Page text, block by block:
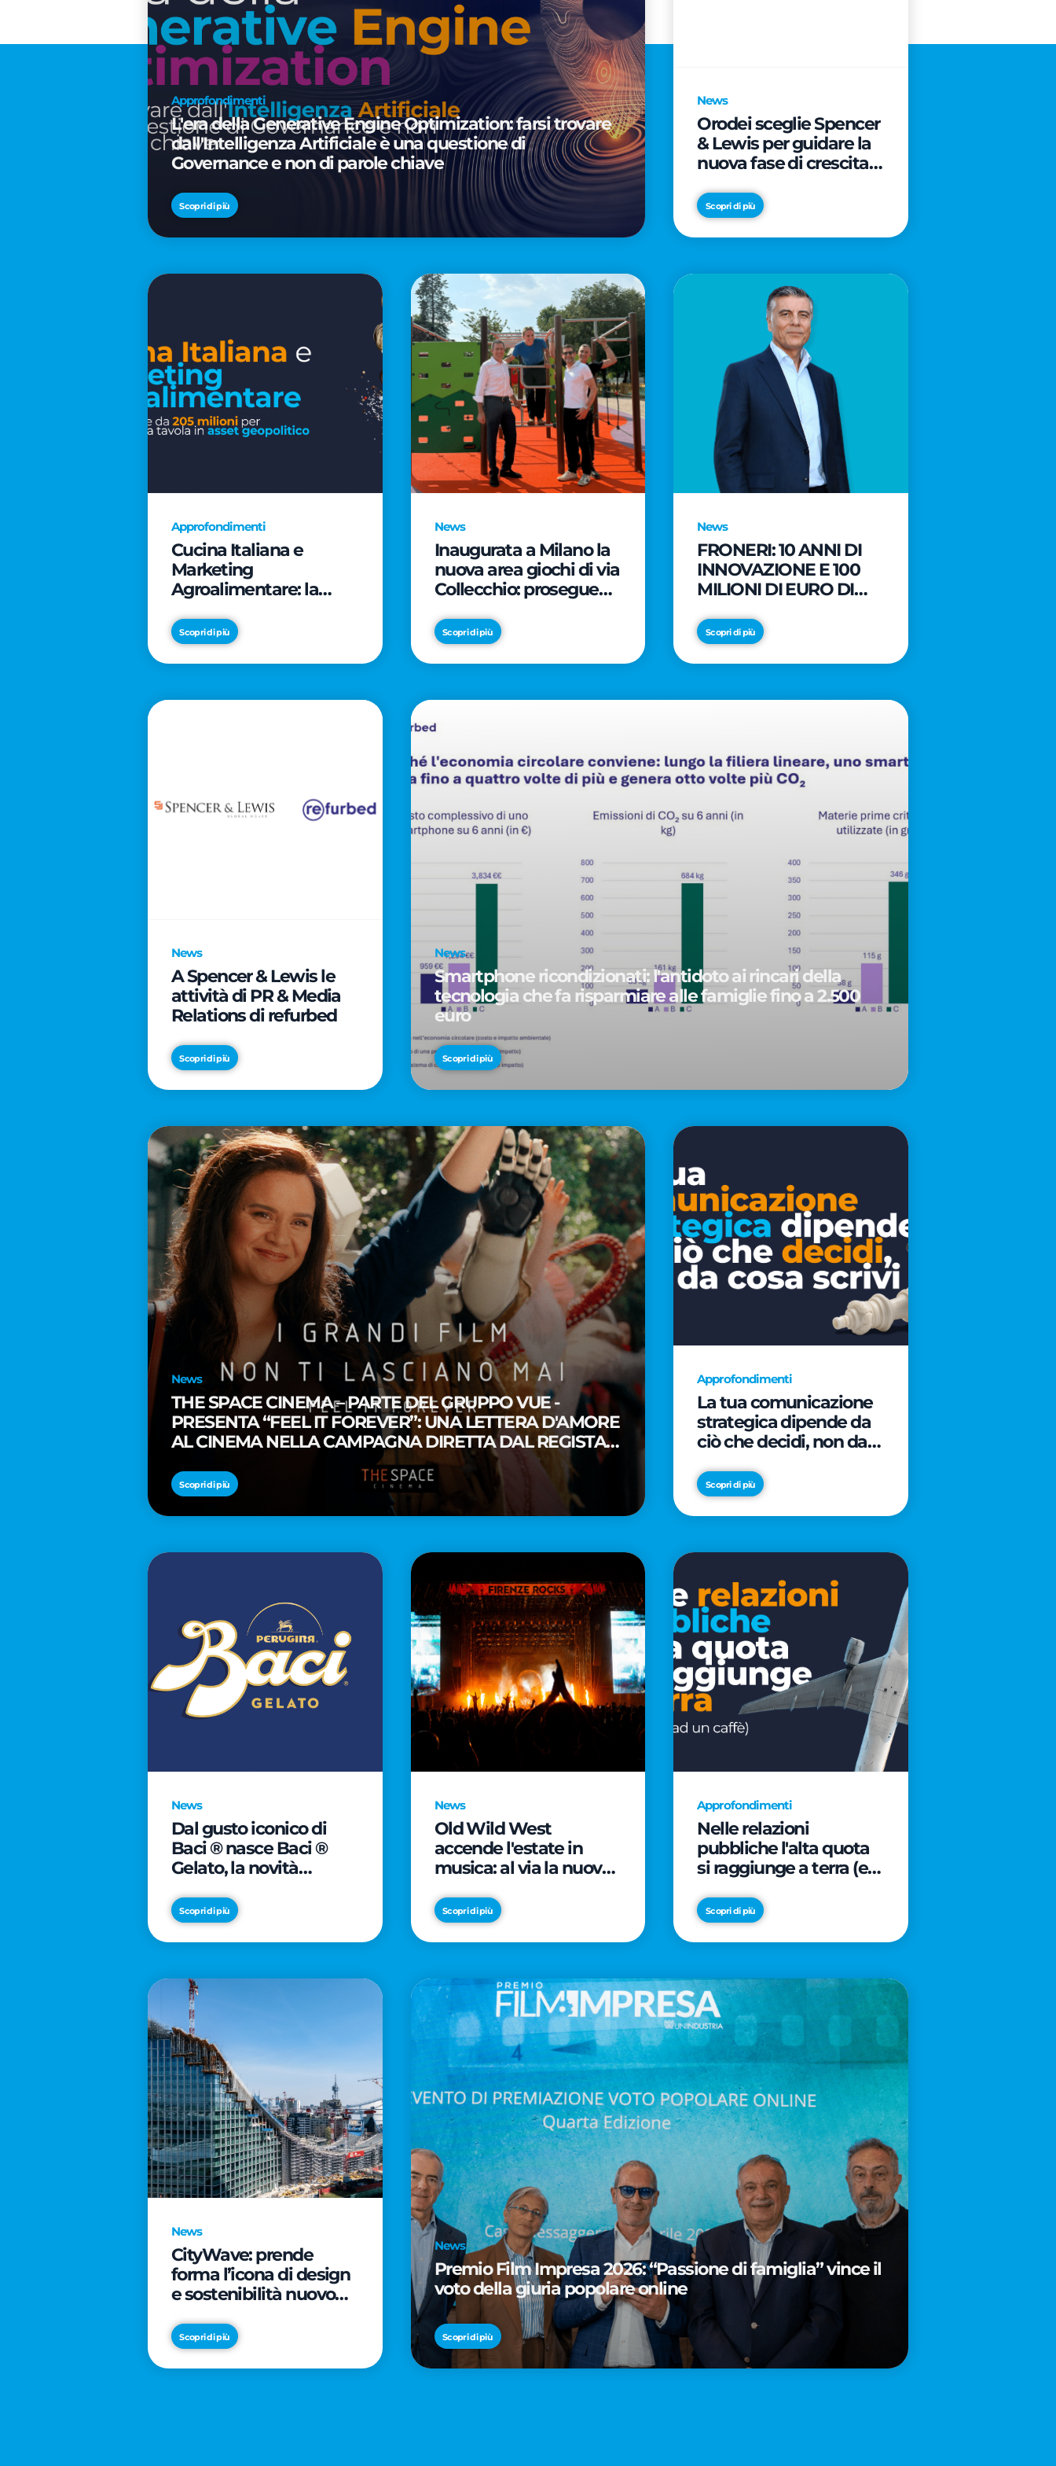
Approfondimenti
L'era della Generative Engine Optimization: farsi trovare
dall'Intelligenza Artificiale è una questione di
Governance e non di parole chiave
Scopri di più
News
Orodei sceglie Spencer
& Lewis per guidare la
nuova fase di crescita e
brand
Scopri di più
Approfondimenti
Cucina Italiana e
Marketing
Agroalimentare: la
milioni per trasformare
la tavola in asset
geopolitico
Scopri di più
News
Inaugurata a Milano la
nuova area giochi di via
Collecchio: prosegue
SmartCityLife per gli
spazi pubblici del
Municipio 8
Scopri di più
News
FRONERI: 10 ANNI DI
INNOVAZIONE E 100
MILIONI DI EURO DI
PER LO SVILUPPO DEL
MERCATO ITALIANO
DEL GELATO
Scopri di più
News
A Spencer & Lewis le
attività di PR & Media
Relations di refurbed
Scopri di più
News
Smartphone ricondizionati: l'antidoto ai rincari della
tecnologia che fa risparmiare alle famiglie fino a 2.500
euro
Scopri di più
News
THE SPACE CINEMA – PARTE DEL GRUPPO VUE -
PRESENTA “FEEL IT FOREVER”: UNA LETTERA D'AMORE
AL CINEMA NELLA CAMPAGNA DIRETTA DAL REGISTA
PREMIO OSCAR® TAIKA WAITITI
Scopri di più
Approfondimenti
La tua comunicazione
strategica dipende da
ciò che decidi, non da
Scopri di più
News
Dal gusto iconico di
Baci ® nasce Baci ®
Gelato, la novità
Scopri di più
News
Old Wild West
accende l'estate in
musica: al via la nuova
e le prestigiose
partnership con Radio
Italia e Live Nation
Scopri di più
Approfondimenti
Nelle relazioni
pubbliche l'alta quota
si raggiunge a terra (e
Scopri di più
News
CityWave: prende
forma l’icona di design
e sostenibilità nuovo
Scopri di più
News
Premio Film Impresa 2026: “Passione di famiglia” vince il
voto della giuria popolare online
Scopri di più